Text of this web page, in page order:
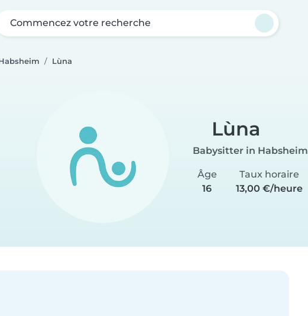
Commencez votre recherche
Lùna
Lùna
Babysitter in Habsheim
Âge
16
Taux horaire
13,00 €/heure